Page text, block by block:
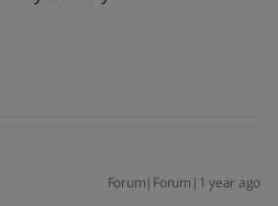
Forum|Forum|1 year ago